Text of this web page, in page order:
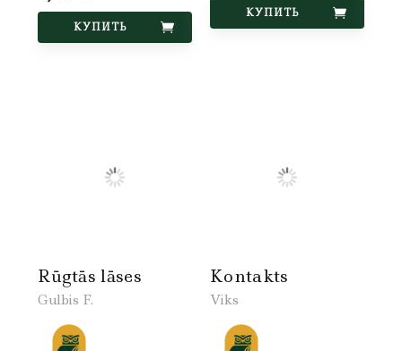
КУПИТЬ
КУПИТЬ
Rūgtās lāses
Gulbis F.
Kontakts
Viks